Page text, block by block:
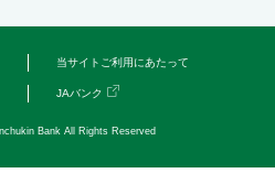
当サイトご利用にあたって
JAバンク
Bank All Rights Reserved